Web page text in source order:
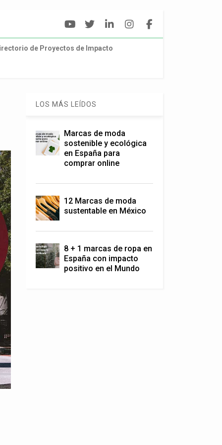
de Proyectos de Impacto
LOS MÁS LEÍDOS
Marcas de moda
sostenible y ecológica
en España para
comprar online
12 Marcas de moda
sustentable en México
8 + 1 marcas de ropa en
España con impacto
positivo en el Mundo